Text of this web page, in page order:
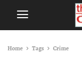
Home Tags Crime